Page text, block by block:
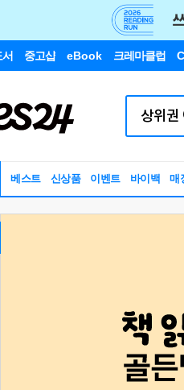
중고샵 eBook 크레마클럽
베스트 신상품 이벤트 바이백 매